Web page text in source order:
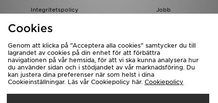
Integritetspolicy
Jobb
JD-bloggen
Levererar Till
Cookies
Genom att klicka på ”Acceptera alla cookies” samtycker du till
lagrandet av cookies på din enhet för att förbättra
navigationen på vår hemsida, för att vi ska kunna analysera hur
du använder sidan och i stödjandet av vår marknadsföring. Du
kan justera dina preferenser när som helst i dina
Cookieinställningar. Läs vår Cookiepolicy här. Cookiepolicy